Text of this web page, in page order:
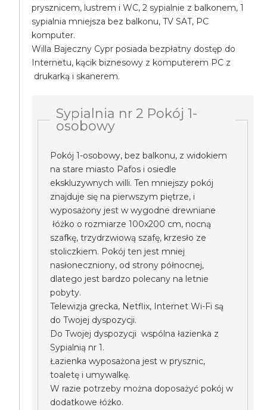
prysznicem, lustrem i WC, 2 sypialnie z balkonem, 1
sypialnia mniejsza bez balkonu, TV SAT, PC
komputer.
Willa Bajeczny Cypr posiada bezpłatny dostęp do
Internetu, kącik biznesowy z komputerem PC z
drukarką i skanerem.
Sypialnia nr 2 Pokój 1-
osobowy
Pokój 1-osobowy, bez balkonu, z widokiem
na stare miasto Pafos i osiedle
ekskluzywnych willi. Ten mniejszy pokój
znajduje się na pierwszym piętrze, i
wyposażony jest w wygodne drewniane
łóżko o rozmiarze 100x200 cm, nocną
szafkę, trzydrzwiową szafę, krzesło ze
stoliczkiem. Pokój ten jest mniej
nasłoneczniony, od strony północnej,
dlatego jest bardzo polecany na letnie
pobyty.
Telewizja grecka, Netflix, Internet Wi-Fi są
do Twojej dyspozycji.
Do Twojej dyspozycji wspólna łazienka z
Sypialnią nr 1.
Łazienka wyposażona jest w prysznic,
toaletę i umywalkę.
W razie potrzeby można doposażyć pokój w
dodatkowe łóżko.